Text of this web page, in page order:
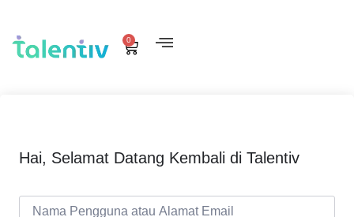
0
Hai, Selamat Datang Kembali di Talentiv